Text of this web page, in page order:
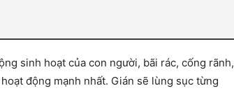
sinh hoạt của con người, bãi rác, cống rãnh,
động mạnh nhất. Gián sẽ lùng sục từng